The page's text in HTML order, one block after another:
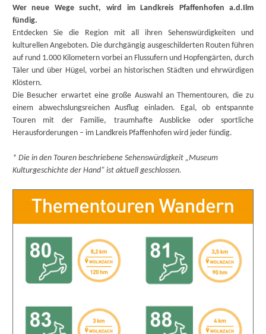
Wer neue Wege sucht, wird im Landkreis Pfaffenhofen a.d.Ilm
fündig.
Entdecken Sie die Region mit all ihren Sehenswürdigkeiten und
kulturellen Angeboten. Die durchgängig ausgeschilderten Routen führen
auf rund 1.000 Kilometern vorbei an Flussufern und Hopfengärten, durch
Täler und über Hügel, vorbei an historischen Städten und ehrwürdigen
Klöstern.
Die Besucher erwartet eine große Auswahl an Thementouren, die zu
einem abwechslungsreichen Ausflug einladen. Egal, ob entspannte
Touren mit der Familie, traumhafte Ausblicke oder sportliche
Herausforderungen – im Landkreis Pfaffenhofen wird jeder fündig.
* Die in den Touren beschriebene Sehenswürdigkeit „Museum
Kulturgeschichte der Hand“ ist aktuell geschlossen.